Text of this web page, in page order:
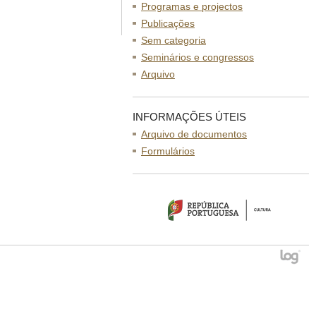
Programas e projectos
Publicações
Sem categoria
Seminários e congressos
Arquivo
INFORMAÇÕES ÚTEIS
Arquivo de documentos
Formulários